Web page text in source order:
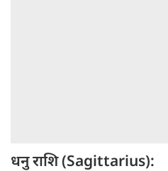
धनु राशि (Sagittarius):